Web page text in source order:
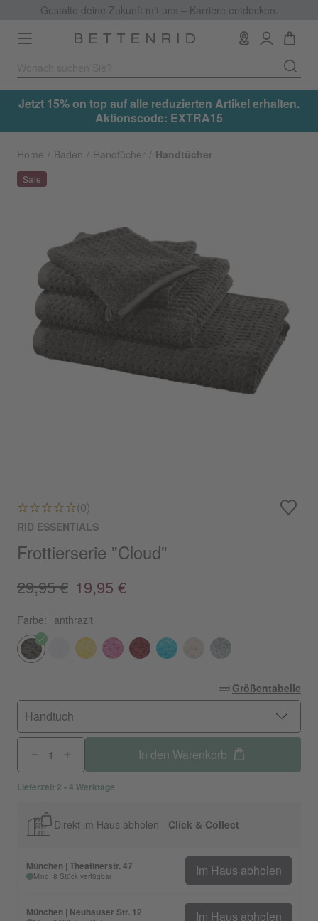
Gestalte deine Zukunft mit uns – Karriere entdecken.
Toggle
navigation
Jetzt 15% on top auf alle reduzierten Artikel erhalten.
Aktionscode: EXTRA15
Home Baden Handtücher Handtücher
(0)
RID ESSENTIALS
Frottierserie "Cloud"
29,95 € 19,95 €
Farbe: anthrazit
Größentabelle
Handtuch
In den Warenkorb
Lieferzeit 2 - 4 Werktage
Direkt im Haus abholen - Click & Collect
München | Theatinerstr. 47
Mind. 8 Stück verfügbar Im Haus abholen
München | Neuhauser Str. 12 Im Haus abholen